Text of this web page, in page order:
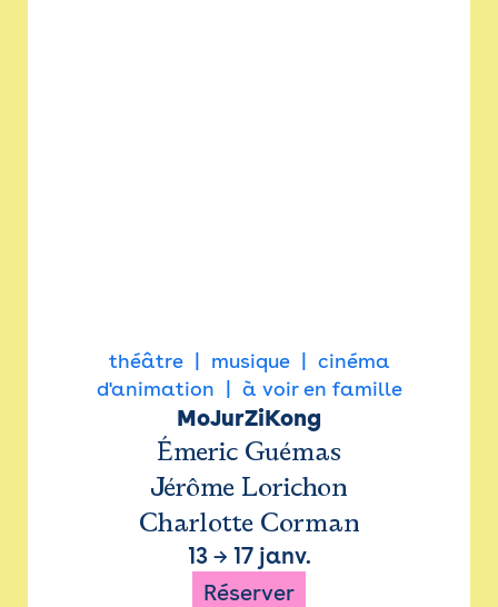
théâtre musique
cinéma
d'animation
à voir en famille
MoJurZiKong
Émeric Guémas
Jérôme Lorichon
Charlotte Corman
13→ 17 janv.
Réserver